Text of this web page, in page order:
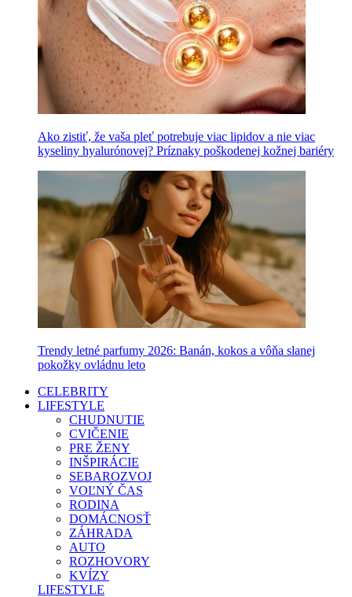
Ako zistiť, že vaša pleť potrebuje viac lipidov a nie viac
kyseliny hyalurónovej? Príznaky poškodenej kožnej bariéry
Trendy letné parfumy 2026: Banán, kokos a vôňa slanej
pokožky ovládnu leto
CELEBRITY
LIFESTYLE
CHUDNUTIE
CVIČENIE
PRE ŽENY
INŠPIRÁCIE
SEBAROZVOJ
VOĽNÝ ČAS
RODINA
DOMÁCNOSŤ
ZÁHRADA
AUTO
ROZHOVORY
KVÍZY
LIFESTYLE